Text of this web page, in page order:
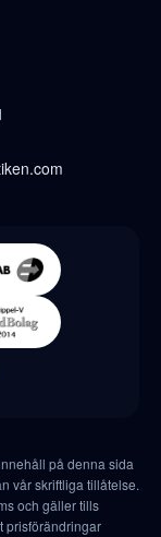
på denna sida
vår skriftliga tillåtelse.
och gäller tills
prisförändringar